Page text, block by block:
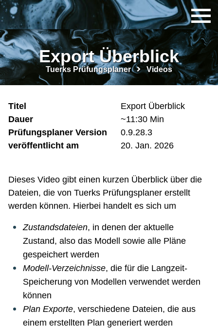
Export Überblick
Tuerks Prüfungsplaner Videos
Titel
Export Überblick
Dauer
~11:30 Min
Prüfungsplaner Version
0.9.28.3
veröffentlicht am
20. Jan. 2026
Dieses Video gibt einen kurzen Überblick über die
Dateien, die von Tuerks Prüfungsplaner erstellt
werden können. Hierbei handelt es sich um
Zustandsdateien, in denen der aktuelle
Zustand, also das Modell sowie alle Pläne
gespeichert werden
Modell-Verzeichnisse, die für die Langzeit-
Speicherung von Modellen verwendet werden
können
Plan Exporte, verschiedene Dateien, die aus
einem erstellten Plan generiert werden